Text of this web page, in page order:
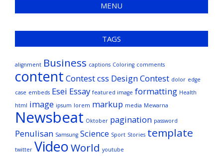
MENU
TAGS
alignment Business captions Coloring comments
content Contestcss Design Contest dolor edge
case embeds Esei Essay featured image formatting Health
html image ipsum lorem markup media Mewarna
Newsbeat Oktober pagination password
Penulisan Samsung Science Sport Stories template
twitter VideoWorld youtube